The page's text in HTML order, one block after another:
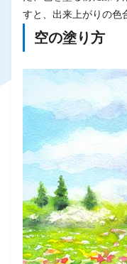
すと、出来上がりの色
空の塗り方